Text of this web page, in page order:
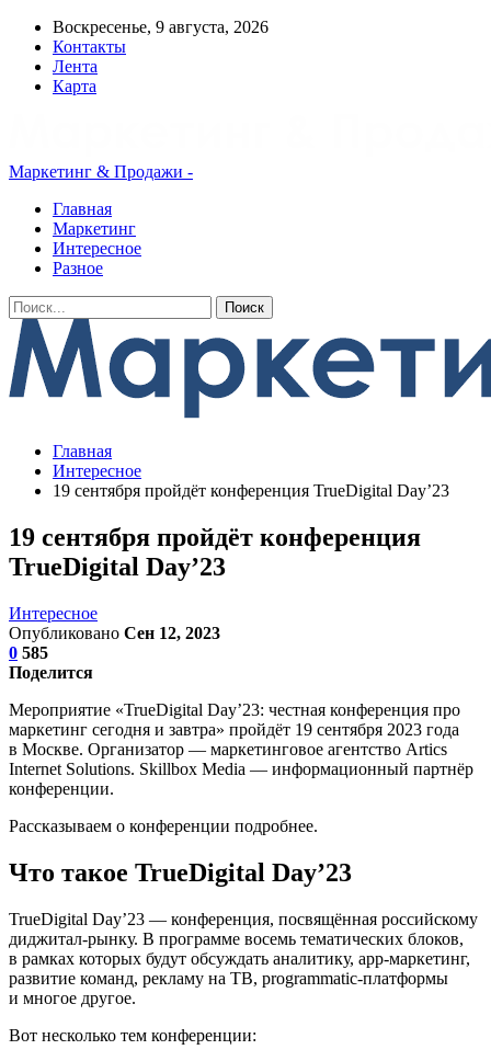
Воскресенье, 9 августа, 2026
Контакты
Лента
Карта
Маркетинг & Продажи -
Главная
Маркетинг
Интересное
Разное
Главная
Интересное
19 сентября пройдёт конференция TrueDigital Day’23
19 сентября пройдёт конференция
TrueDigital Day’23
Интересное
Опубликовано Сен 12, 2023
0 585
Поделится
Мероприятие «TrueDigital Day’23: честная конференция про
маркетинг сегодня и завтра» пройдёт 19 сентября 2023 года
в Москве. Организатор — маркетинговое агентство Artics
Internet Solutions. Skillbox Media — информационный партнёр
конференции.
Рассказываем о конференции подробнее.
Что такое TrueDigital Day’23
TrueDigital Day’23 — конференция, посвящённая российскому
диджитал-рынку. В программе восемь тематических блоков,
в рамках которых будут обсуждать аналитику, app-маркетинг,
развитие команд, рекламу на ТВ, programmatic-платформы
и многое другое.
Вот несколько тем конференции: